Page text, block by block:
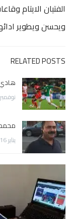
الفتيان الايتام
ويحسن ويطوير
RELATED POSTS
نوفمبر 16, 2018
محمد
يناير 16, 2019